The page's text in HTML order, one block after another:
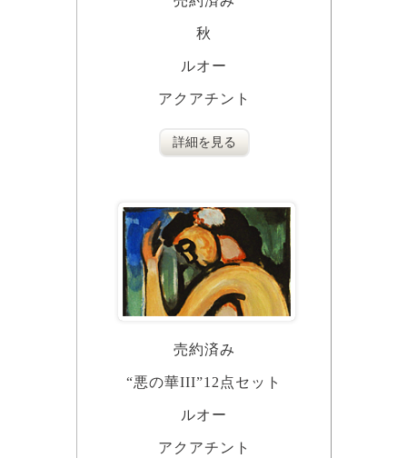
秋
ルオー
アクアチント
詳細を見る
売約済み
“悪の華III”12点セット
ルオー
アクアチント